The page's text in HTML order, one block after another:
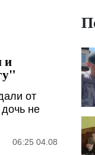
и
от
не
06:25 04.08